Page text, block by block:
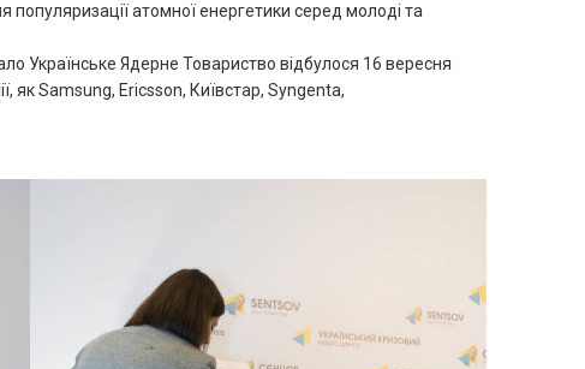
атомної енергетики серед молоді та
Українське Ядерне Товариство відбулося 16 вересня
як Samsung, Ericsson, Київстар, Syngenta,